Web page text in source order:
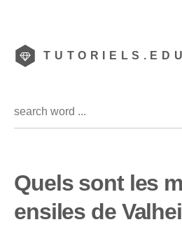
Quels sont les
ensiles de